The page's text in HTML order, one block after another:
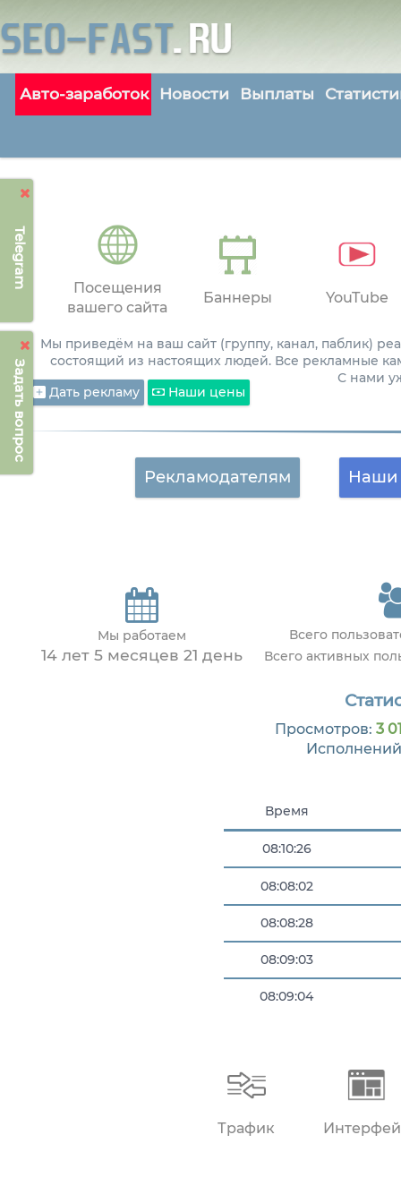
Telegram
Задать вопрос
Авто-заработок Новости Выплаты
Посещения
вашего сайта
Баннеры YouTube
Мы приведём на ваш сайт (группу, канал, паблик)
состоящий из настоящих людей. Все рекламные
С нами
Дать рекламу
Наши цены
Рекламодателям Наши
Мы работаем
14 лет 5 месяцев 21 день
Всего
Всего активных
Просмотров: 3
Время
08:10:26
08:08:02
08:08:28
08:09:03
08:09:04
Трафик